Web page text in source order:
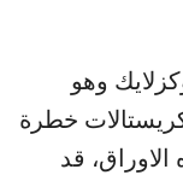
وهو
خطرة
قد